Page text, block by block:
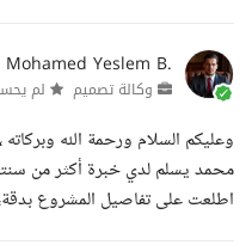
Mohamed Yeslem B.
وكالة تصميم لم
وعليكم السلام ورحمة الله وبركاته
محمد يسلم لدي خبرة أكثر من
اطلعت على تفاصيل المشروع